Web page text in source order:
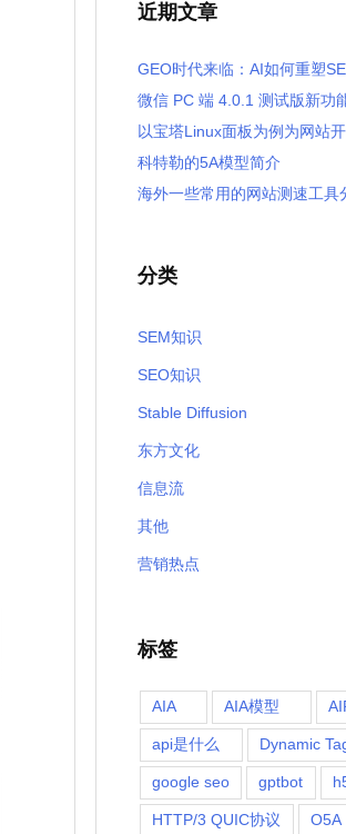
近期文章
GEO时代来临：AI如何重塑
微信 PC 端 4.0.1 测试版新功
以宝塔Linux面板为例为网站
科特勒的5A模型简介
海外一些常用的网站测速工具
分类
SEM知识
SEO知识
Stable Diffusion
东方文化
信息流
其他
营销热点
标签
AIA AIA模型
api是什么 Dynamic
google seo gptbot
HTTP/3 QUIC协议 O5A